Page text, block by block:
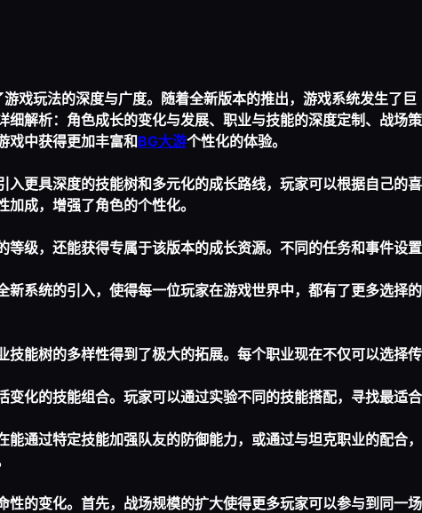
戏玩法的深度与广度。随着全新版本的推出，游戏系统发生了巨
解析：角色成长的变化与发展、职业与技能的深度定制、战场策
戏中获得更加丰富和BG大游个性化的体验。
更具深度的技能树和多元化的成长路线，玩家可以根据自己的喜
成，增强了角色的个性化。
级，还能获得专属于该版本的成长资源。不同的任务和事件设置
系统的引入，使得每一位玩家在游戏世界中，都有了更多选择的
能树的多样性得到了极大的拓展。每个职业现在不仅可以选择传
化的技能组合。玩家可以通过实验不同的技能搭配，寻找最适合
通过特定技能加强队友的防御能力，或通过与坦克职业的配合，
的变化。首先，战场规模的扩大使得更多玩家可以参与到同一场